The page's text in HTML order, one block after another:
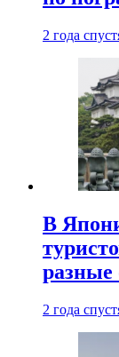
2 года
В
разные
2 года